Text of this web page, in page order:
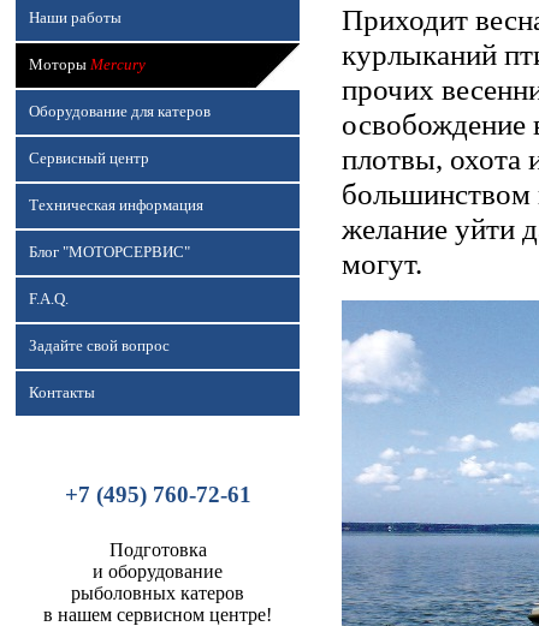
Наши работы
Моторы Mercury
Оборудование для катеров
Сервисный центр
Техническая информация
Блог "МОТОРСЕРВИС"
F.A.Q.
Задайте свой вопрос
Контакты
+7 (495) 760-72-61
Подготовка
и оборудование
рыболовных катеров
в нашем сервисном центре!
Приходит
курлыканий
прочих
освобождение
плотвы, охота
большинством
желание уйти
могут.